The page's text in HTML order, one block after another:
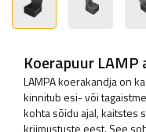
Koerapuur
LAMPA koerakandja on
kinnitub esi- või
kohta sõidu ajal, kaitstes
kriimustuste eest. See